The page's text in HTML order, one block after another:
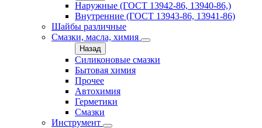
Наружные (ГОСТ 13942-86, 13940-86,)
Внутренние (ГОСТ 13943-86, 13941-86)
Шайбы различные
Смазки, масла, химия
Назад
Силиконовые смазки
Бытовая химия
Прочее
Автохимия
Герметики
Смазки
Инструмент